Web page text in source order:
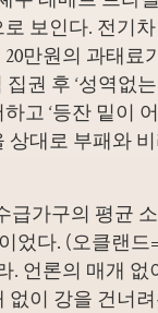
보인다. 전기
만원의 과태료
권 후 ‘성역없
고 ‘등잔 밑이
대로 부패와
급가구의 평균
었다. (오클랜
. 언론의 매개
이 강을 건너